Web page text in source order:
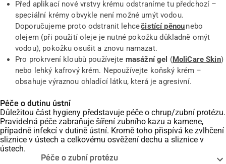
Před aplikací nové vrstvy krému odstraníme tu předchozí –
speciální krémy obvykle není možné umýt vodou.
Doporučujeme proto odstranit lehcečistící pěnounebo
olejem (při použití oleje je nutné pokožku důkladně omýt
vodou), pokožku osušit a znovu namazat.
Pro prokrvení kloubů používejte masážní gel (MoliCare Skin)
nebo lehký kafrový krém. Nepoužívejte koňský krém –
obsahuje výraznou chladící látku, která je agresivní.
Péče o dutinu ústní
Důležitou část hygieny představuje péče o chrup/zubní protézu.
Pravidelná péče zabraňuje šíření zubního kazu a kamene,
případně infekcí v dutině ústní. Kromě toho přispívá ke zvlhčení
sliznice v ústech a celkovému osvěžení dechu a sliznice v
ústech.
Péče o zubní protézu